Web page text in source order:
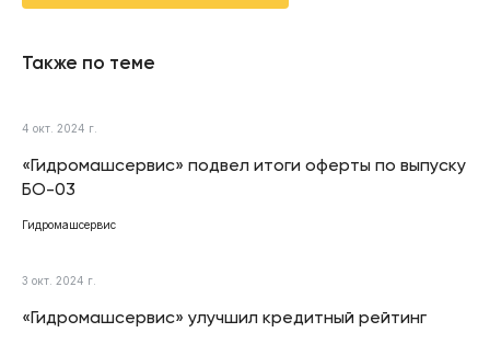
Также по теме
4 окт. 2024 г.
«Гидромашсервис» подвел итоги оферты по выпуску
БО-03
Гидромашсервис
3 окт. 2024 г.
«Гидромашсервис» улучшил кредитный рейтинг